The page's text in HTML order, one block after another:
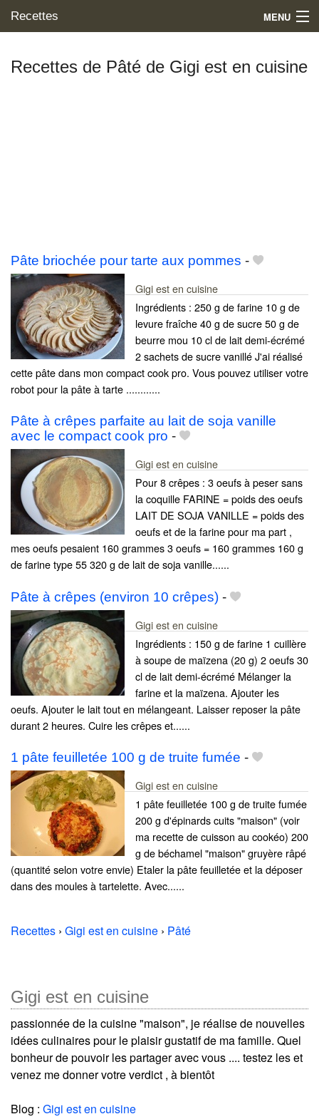
Recettes MENU
Recettes de Pâté de Gigi est en cuisine
Pâte briochée pour tarte aux pommes -
Gigi est en cuisine
Ingrédients : 250 g de farine 10 g de
levure fraîche 40 g de sucre 50 g de
beurre mou 10 cl de lait demi-écrémé
2 sachets de sucre vanillé J'ai réalisé
cette pâte dans mon compact cook pro. Vous pouvez utiliser votre
robot pour la pâte à tarte ............
Pâte à crêpes parfaite au lait de soja vanille
avec le compact cook pro -
Gigi est en cuisine
Pour 8 crêpes : 3 oeufs à peser sans
la coquille FARINE = poids des oeufs
LAIT DE SOJA VANILLE = poids des
oeufs et de la farine pour ma part ,
mes oeufs pesaient 160 grammes 3 oeufs = 160 grammes 160 g
de farine type 55 320 g de lait de soja vanille......
Pâte à crêpes (environ 10 crêpes) -
Gigi est en cuisine
Ingrédients : 150 g de farine 1 cuillère
à soupe de maïzena (20 g) 2 oeufs 30
cl de lait demi-écrémé Mélanger la
farine et la maïzena. Ajouter les
oeufs. Ajouter le lait tout en mélangeant. Laisser reposer la pâte
durant 2 heures. Cuire les crêpes et......
1 pâte feuilletée 100 g de truite fumée -
Gigi est en cuisine
1 pâte feuilletée 100 g de truite fumée
200 g d'épinards cuits "maison" (voir
ma recette de cuisson au cookéo) 200
g de béchamel "maison" gruyère râpé
(quantité selon votre envie) Etaler la pâte feuilletée et la déposer
dans des moules à tartelette. Avec......
Recettes › Gigi est en cuisine › Pâté
Gigi est en cuisine
passionnée de la cuisine "maison", je réalise de nouvelles
idées culinaires pour le plaisir gustatif de ma famille. Quel
bonheur de pouvoir les partager avec vous .... testez les et
venez me donner votre verdict , à bientôt
Blog : Gigi est en cuisine